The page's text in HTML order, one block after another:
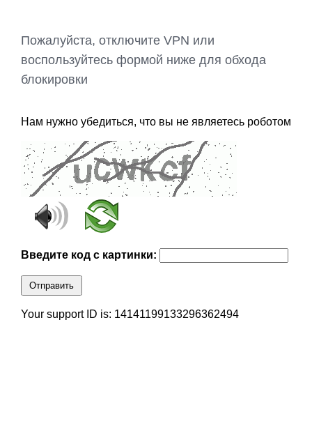
Пожалуйста, отключите VPN или
воспользуйтесь формой ниже для обхода
блокировки
Нам нужно убедиться, что вы не являетесь роботом
Введите код с картинки:
Отправить
Your support ID is: 14141199133296362494